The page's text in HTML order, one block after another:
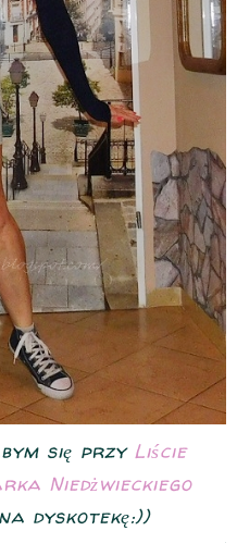
się przy Liście
Niedżwieckiego
dyskotekę:))